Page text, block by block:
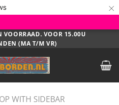
×
VOORRAAD. VOOR 15.00U
(MA T/M VR)
WITH SIDEBAR